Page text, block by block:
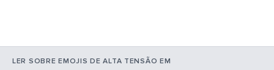
LER SOBRE EMOJIS DE ALTA TENSÃO EM